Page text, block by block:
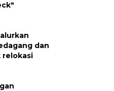
dan
relokasi